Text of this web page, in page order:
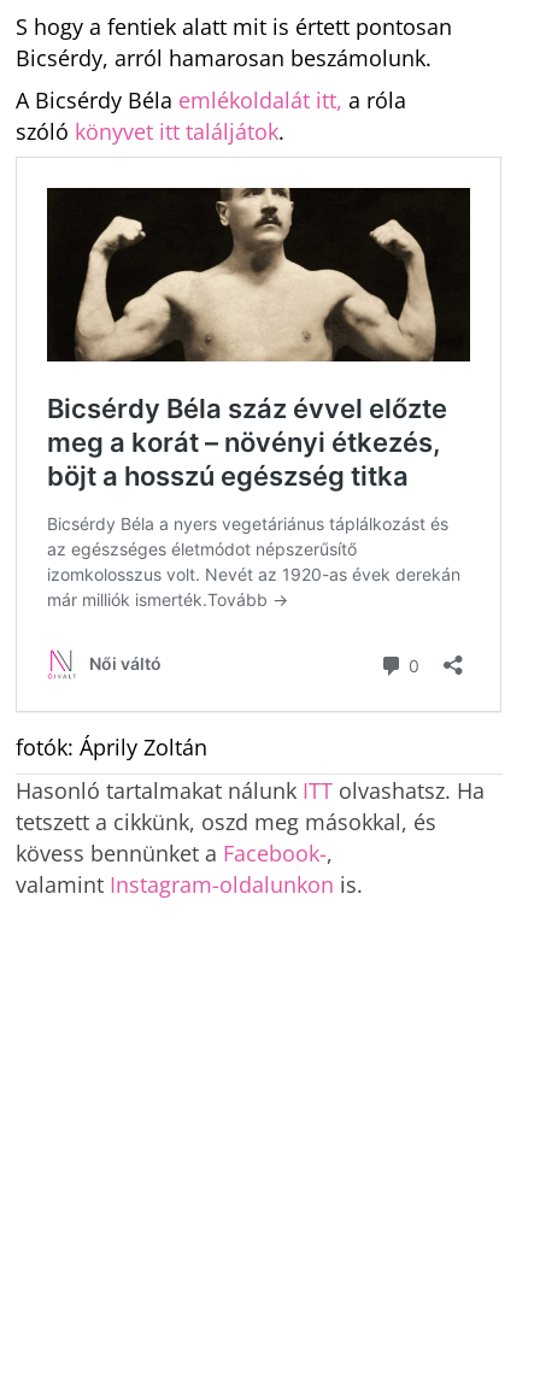
S hogy a fentiek alatt mit is értett pontosan
Bicsérdy, arról hamarosan beszámolunk.
A Bicsérdy Béla emlékoldalát itt, a róla
szóló könyvet itt találjátok.
fotók: Áprily Zoltán
Hasonló tartalmakat nálunk ITT olvashatsz. Ha
tetszett a cikkünk, oszd meg másokkal, és
kövess bennünket a Facebook-,
valamint Instagram-oldalunkon is.